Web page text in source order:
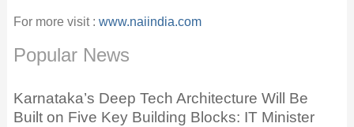
For more visit : www.naiindia.com
Popular News
Karnataka’s Deep Tech Architecture Will Be
Built on Five Key Building Blocks: IT Minister